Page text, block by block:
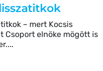
– mert Kocsis
Csoport elnöke mögött is